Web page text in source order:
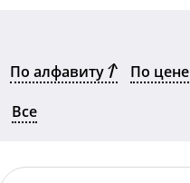
По алфавиту По цене
Все